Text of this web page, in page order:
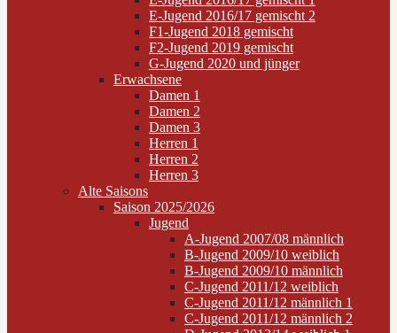
E-Jugend 2016/17 gemischt 2
F1-Jugend 2018 gemischt
F2-Jugend 2019 gemischt
G-Jugend 2020 und jünger
Erwachsene
Damen 1
Damen 2
Damen 3
Herren 1
Herren 2
Herren 3
Alte Saisons
Saison 2025/2026
Jugend
A-Jugend 2007/08 männlich
B-Jugend 2009/10 weiblich
B-Jugend 2009/10 männlich
C-Jugend 2011/12 weiblich
C-Jugend 2011/12 männlich 1
C-Jugend 2011/12 männlich 2